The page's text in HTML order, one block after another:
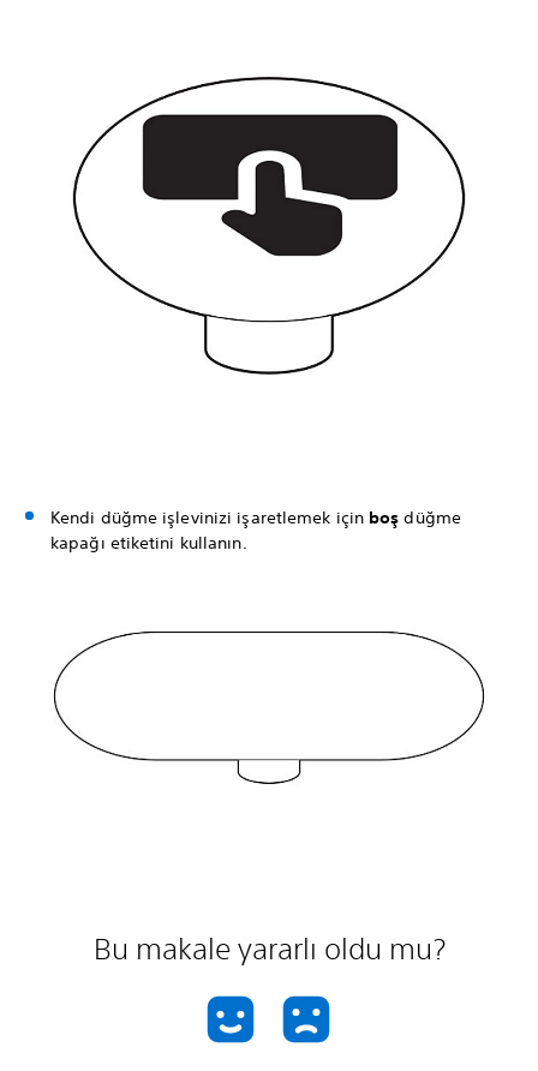
Kendi düğme işlevinizi işaretlemek için boş düğme
kapağı etiketini kullanın.
Bu makale yararlı oldu mu?